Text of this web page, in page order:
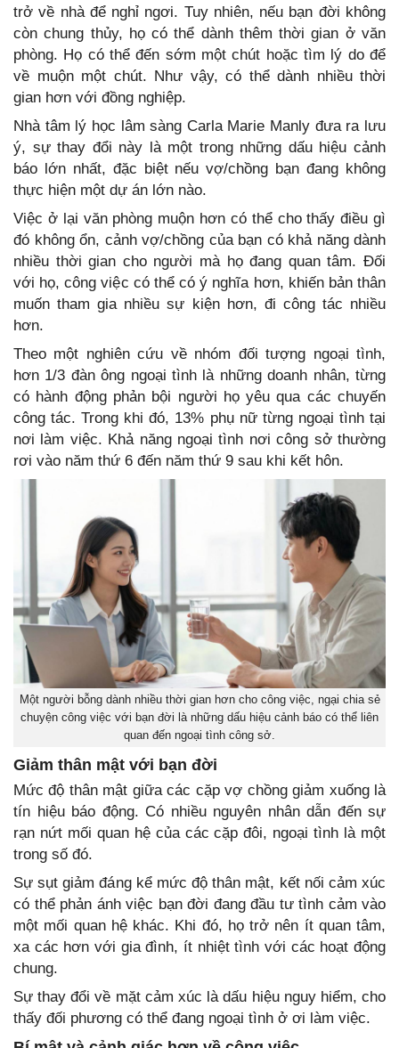
trở về nhà để nghỉ ngơi. Tuy nhiên, nếu bạn đời không
còn chung thủy, họ có thể dành thêm thời gian ở văn
phòng. Họ có thể đến sớm một chút hoặc tìm lý do để
về muộn một chút. Như vậy, có thể dành nhiều thời
gian hơn với đồng nghiệp.
Nhà tâm lý học lâm sàng Carla Marie Manly đưa ra lưu
ý, sự thay đổi này là một trong những dấu hiệu cảnh
báo lớn nhất, đặc biệt nếu vợ/chồng bạn đang không
thực hiện một dự án lớn nào.
Việc ở lại văn phòng muộn hơn có thể cho thấy điều gì
đó không ổn, cảnh vợ/chồng của bạn có khả năng dành
nhiều thời gian cho người mà họ đang quan tâm. Đối
với họ, công việc có thể có ý nghĩa hơn, khiến bản thân
muốn tham gia nhiều sự kiện hơn, đi công tác nhiều
hơn.
Theo một nghiên cứu về nhóm đối tượng ngoại tình,
hơn 1/3 đàn ông ngoại tình là những doanh nhân, từng
có hành động phản bội người họ yêu qua các chuyến
công tác. Trong khi đó, 13% phụ nữ từng ngoại tình tại
nơi làm việc. Khả năng ngoại tình nơi công sở thường
rơi vào năm thứ 6 đến năm thứ 9 sau khi kết hôn.
Một người bỗng dành nhiều thời gian hơn cho công việc, ngại chia sẻ
chuyện công việc với bạn đời là những dấu hiệu cảnh báo có thể liên
quan đến ngoại tình công sở.
Giảm thân mật với bạn đời
Mức độ thân mật giữa các cặp vợ chồng giảm xuống là
tín hiệu báo động. Có nhiều nguyên nhân dẫn đến sự
rạn nứt mối quan hệ của các cặp đôi, ngoại tình là một
trong số đó.
Sự sụt giảm đáng kể mức độ thân mật, kết nối cảm xúc
có thể phản ánh việc bạn đời đang đầu tư tình cảm vào
một mối quan hệ khác. Khi đó, họ trở nên ít quan tâm,
xa các hơn với gia đình, ít nhiệt tình với các hoạt động
chung.
Sự thay đổi về mặt cảm xúc là dấu hiệu nguy hiểm, cho
thấy đối phương có thể đang ngoại tình ở ơi làm việc.